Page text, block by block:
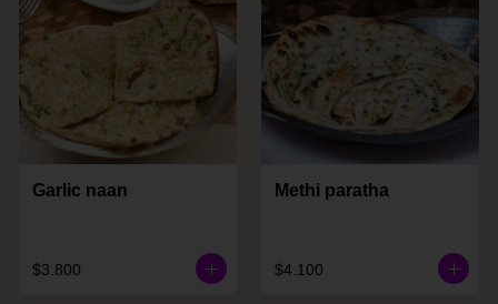
Garlic naan
$3.800
Methi paratha
$4.100